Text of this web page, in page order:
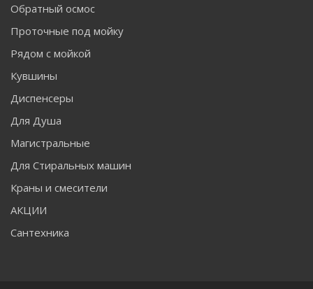
Обратный осмос
Проточные под мойку
Рядом с мойкой
Кувшины
Диспенсеры
Для Душа
Магистральные
Для Стиральных машин
Краны и смесители
АКЦИИ
Сантехника